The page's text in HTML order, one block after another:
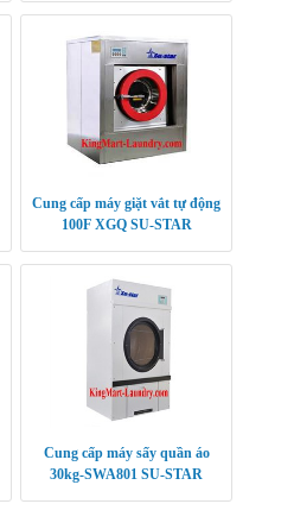
Cung cấp máy giặt vắt tự động
100F XGQ SU-STAR
Cung cấp máy sấy quần áo
30kg-SWA801 SU-STAR